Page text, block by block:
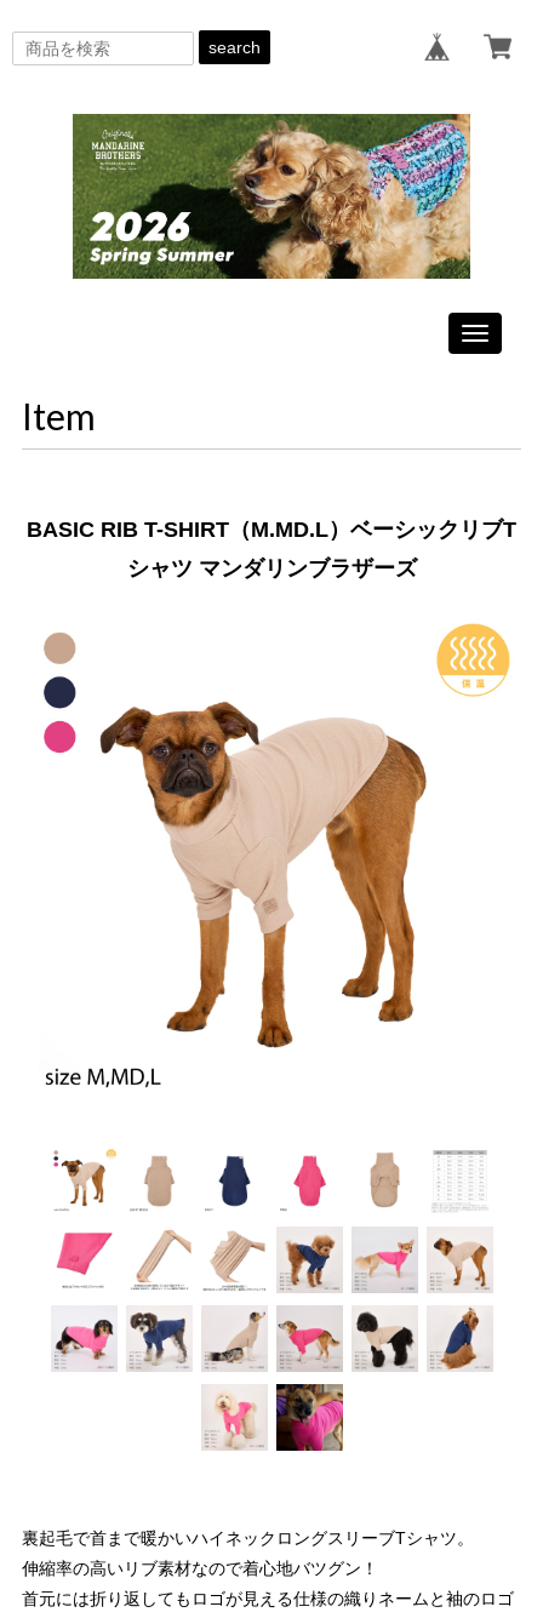
search
Toggle
Item
BASIC RIB T-SHIRT（M.MD.L）ベーシックリブT
シャツ マンダリンブラザーズ
裏起毛で首まで暖かいハイネックロングスリーブTシャツ。
伸縮率の高いリブ素材なので着心地バツグン！
首元には折り返してもロゴが見える仕様の織りネームと袖のロゴ